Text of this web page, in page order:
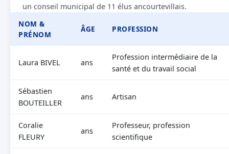
un conseil municipal de 11 élus ancourtevillais.
NOM &
PRÉNOM
ÂGE PROFESSION
Laura BIVEL ans
Profession intermédiaire de la
santé et du travail social
Sébastien
BOUTEILLER
ans Artisan
Coralie
FLEURY
ans
Professeur, profession
scientifique